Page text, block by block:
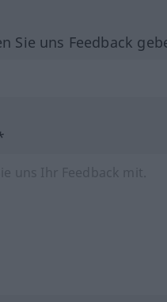
Sie uns Feedback